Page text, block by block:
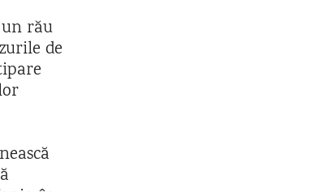
rău
de